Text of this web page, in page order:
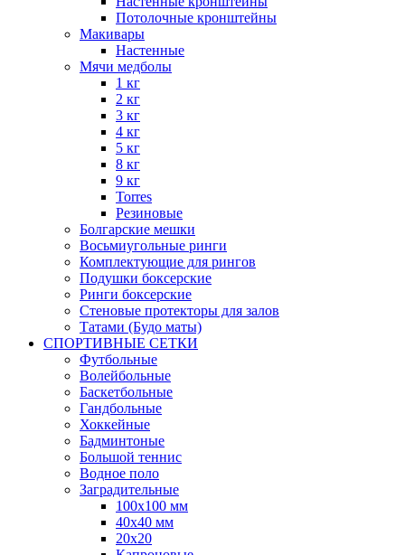
Потолочные кронштейны
Макивары
Настенные
Мячи медболы
1 кг
2 кг
3 кг
4 кг
5 кг
8 кг
9 кг
Torres
Резиновые
Болгарские мешки
Восьмиугольные ринги
Комплектующие для рингов
Подушки боксерские
Ринги боксерские
Стеновые протекторы для залов
Татами (Будо маты)
СПОРТИВНЫЕ СЕТКИ
Футбольные
Волейбольные
Баскетбольные
Гандбольные
Хоккейные
Бадминтоные
Большой теннис
Водное поло
Заградительные
100х100 мм
40х40 мм
20х20